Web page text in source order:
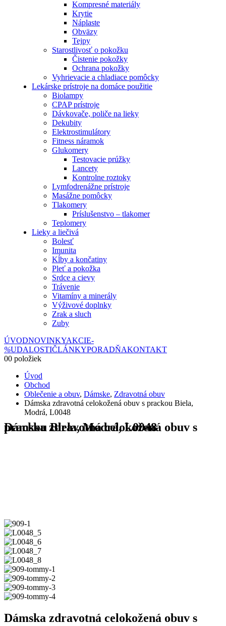
Kompresné materiály
Krytie
Náplaste
Obväzy
Tejpy
Starostlivosť o pokožku
Čistenie pokožky
Ochrana pokožky
Vyhrievacie a chladiace pomôcky
Lekárske prístroje na domáce použitie
Biolampy
CPAP prístroje
Dávkovače, poliče na lieky
Dekubity
Elektrostimulátory
Fitness náramok
Glukomery
Testovacie prúžky
Lancety
Kontrolne roztoky
Lymfodrenážne prístroje
Masážne pomôcky
Tlakomery
Príslušenstvo – tlakomer
Teplomery
Lieky a liečivá
Bolesť
Imunita
Kĺby a končatiny
Pleť a pokožka
Srdce a cievy
Trávenie
Vitamíny a minerály
Výživové doplnky
Zrak a sluch
Zuby
ÚVODNOVINKYAKCIE-
%UDALOSTIČLÁNKYPORADŇAKONTAKT
00 položiek
Úvod
Obchod
Oblečenie a obuv, Dámske, Zdravotná obuv
Dámska zdravotná celokožená obuv s prackou Biela,
Modrá, L0048
Dámska zdravotná celokožená obuv s prackou Biela, Modrá, L0048
Dámska zdravotná celokožená obuv s